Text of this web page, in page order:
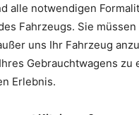
alle notwendigen
Fahrzeugs. Sie
uns Ihr Fahrzeug
Gebrauchtwagens zu
Erlebnis.